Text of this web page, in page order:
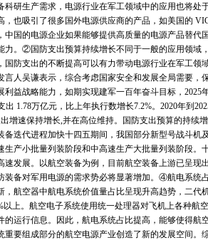
科研生产需求，电源行业在军工领域中的应用也将处
也吸引了很多国外电源供应商的产品，如美国的
中国的电源企业如果能够提供高质量的电源产品替
力。②国防支出预算持续增长不同于一般的应用领域
防支出的不断提高可以有力带动电源行业在军工领
人吴谦表示，综合考虑国家安全和发展全局需要，
益战略能力，如期实现建军一百年奋斗目标，2025
1.78万亿元，比上年执行数增长7.2%。2020年到
出增速保持增长,并在高位维持。国防支出预算的持
备迭代进程加快十四五期间，我国部分新型号战斗机
产小批量列装阶段和中高速生产大批量列装阶段。
速发展。以航空装备为例，目前航空装备上游已呈现
装备对军用电源的需求势必将显著增加。④航电系统
航空器中航电系统价值量占比呈现升高趋势，二代
上。航空电子系统使用统一处理器对飞机上各种航
的运行信息。因此，航电系统占比提高，能够使得航
重要组成部分的航空电源产业创造了新的发展空间。